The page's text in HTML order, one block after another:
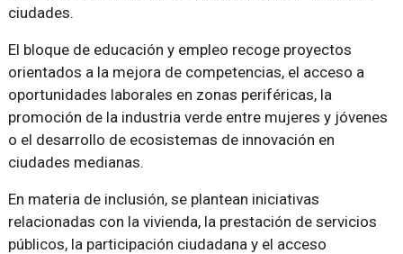
ciudades.
El bloque de educación y empleo recoge proyectos
orientados a la mejora de competencias, el acceso a
oportunidades laborales en zonas periféricas, la
promoción de la industria verde entre mujeres y jóvenes
o el desarrollo de ecosistemas de innovación en
ciudades medianas.
En materia de inclusión, se plantean iniciativas
relacionadas con la vivienda, la prestación de servicios
públicos, la participación ciudadana y el acceso